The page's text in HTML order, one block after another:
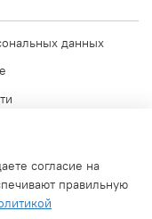
данных
согласие на
правильную